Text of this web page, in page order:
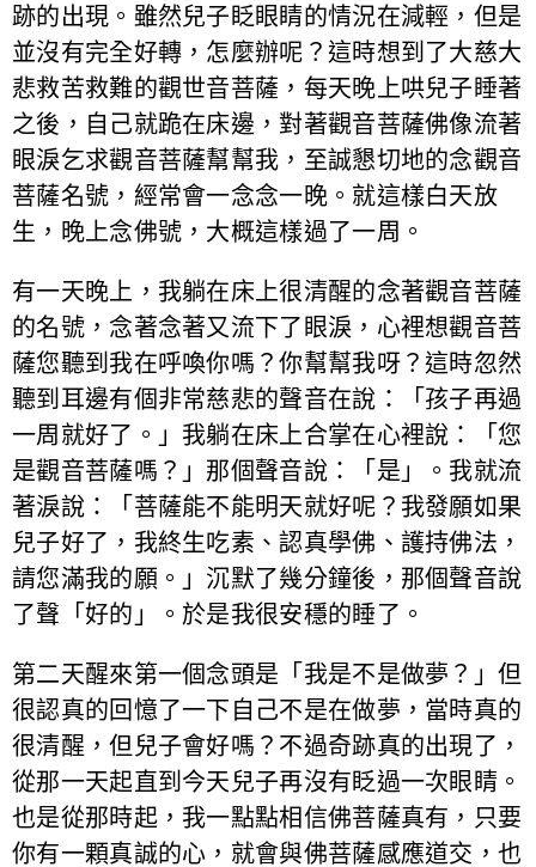
跡的出現。雖然兒子眨眼睛的情況在減輕，但是
並沒有完全好轉，怎麼辦呢？這時想到了大慈大
悲救苦救難的觀世音菩薩，每天晚上哄兒子睡著
之後，自己就跪在床邊，對著觀音菩薩佛像流著
眼淚乞求觀音菩薩幫幫我，至誠懇切地的念觀音
菩薩名號，經常會一念念一晚。就這樣白天放
生，晚上念佛號，大概這樣過了一周。
有一天晚上，我躺在床上很清醒的念著觀音菩薩
的名號，念著念著又流下了眼淚，心裡想觀音菩
薩您聽到我在呼喚你嗎？你幫幫我呀？這時忽然
聽到耳邊有個非常慈悲的聲音在說：「孩子再過
一周就好了。」我躺在床上合掌在心裡說：「您
是觀音菩薩嗎？」那個聲音說：「是」。我就流
著淚說：「菩薩能不能明天就好呢？我發願如果
兒子好了，我終生吃素、認真學佛、護持佛法，
請您滿我的願。」沉默了幾分鐘後，那個聲音說
了聲「好的」。於是我很安穩的睡了。
第二天醒來第一個念頭是「我是不是做夢？」但
很認真的回憶了一下自己不是在做夢，當時真的
很清醒，但兒子會好嗎？不過奇跡真的出現了，
從那一天起直到今天兒子再沒有眨過一次眼睛。
也是從那時起，我一點點相信佛菩薩真有，只要
你有一顆真誠的心，就會與佛菩薩感應道交，也